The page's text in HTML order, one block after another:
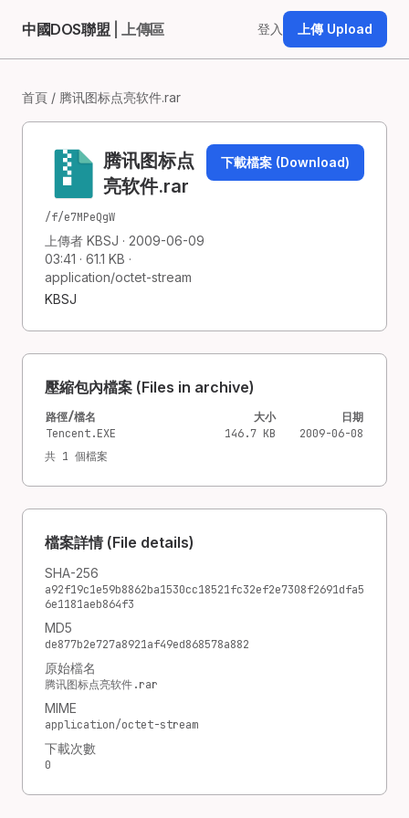
中國DOS聯盟 | 上傳區 登入 上傳 Upload
首頁 / 腾讯图标点亮软件.rar
腾讯图标点
亮软件.rar
/f/e7MPeQgW
上傳者 KBSJ · 2009-06-09
03:41 · 61.1 KB ·
application/octet-stream
KBSJ
下載檔案 (Download)
壓縮包內檔案 (Files in archive)
路徑/檔名 大小
日期
Tencent.EXE
146.7 KB
2009-06-08
共 1 個檔案
檔案詳情 (File details)
SHA-256
a92f19c1e59b8862ba1530cc18521fc32ef2e7308f2691dfa5
6e1181aeb864f3
MD5
de877b2e727a8921af49ed868578a882
原始檔名
腾讯图标点亮软件.rar
MIME
application/octet-stream
下載次數
0